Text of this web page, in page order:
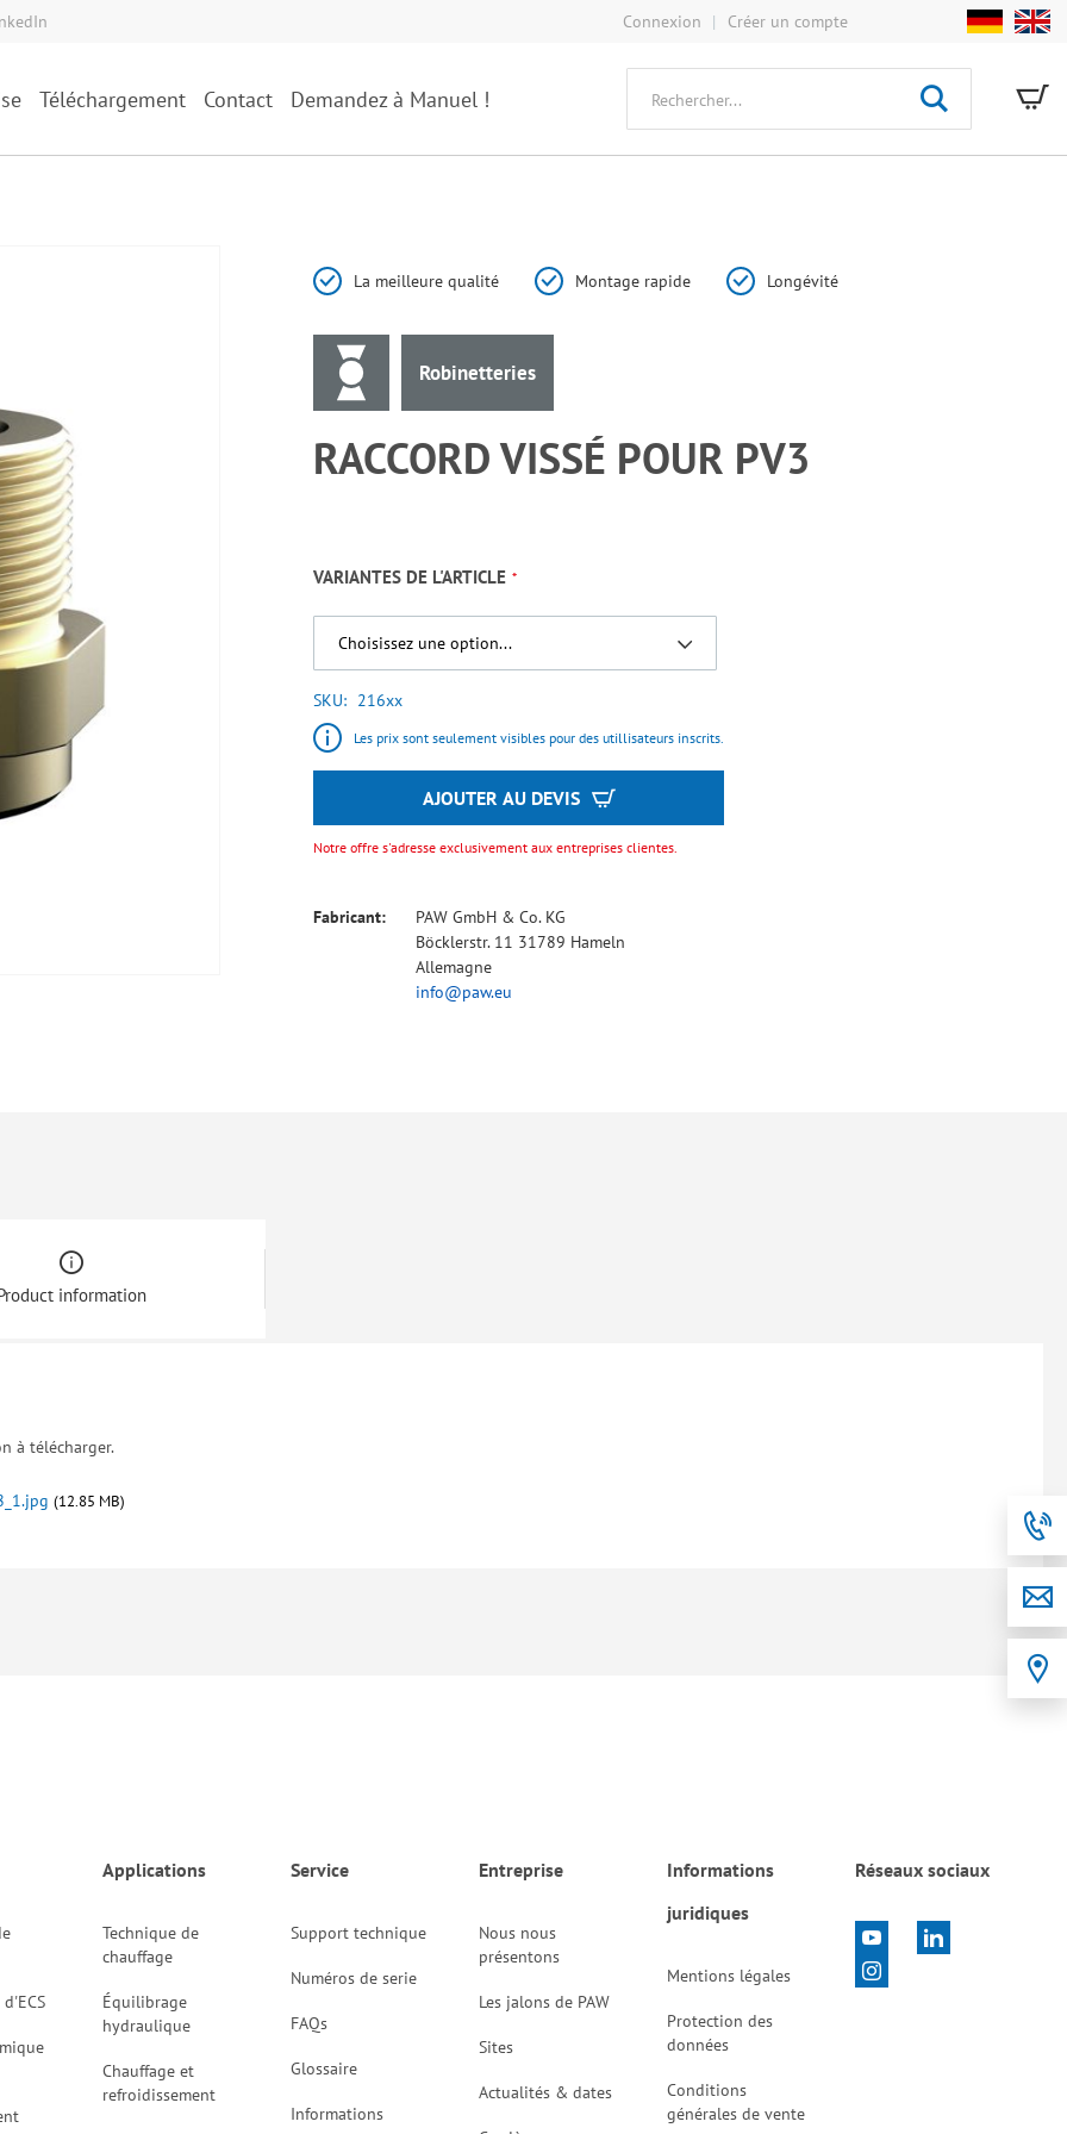
Connexion Créer un compte
Téléchargement Contact Demandez à Manuel !
Rechercher
La meilleure qualité Montage rapide Longévité
Robinetteries
RACCORD VISSÉ POUR PV3
VARIANTES DE L'ARTICLE
SKU 216xx
Les prix sont seulement visibles pour des utillisateurs inscrits.
AJOUTER AU DEVIS
Notre offre s'adresse exclusivement aux entreprises clientes.
Fabricant:
PAW GmbH & Co. KG
Böcklerstr. 11 31789 Hameln
Allemagne
info@paw.eu
à télécharger.
(12.85 MB)
information
Applications
Technique de
chauffage
Équilibrage
hydraulique
Chauffage et
refroidissement
Service
Support technique
Numéros de serie
FAQs
Glossaire
Informations
Entreprise
Nous nous
présentons
Les jalons de PAW
Sites
Actualités & dates
Informations
juridiques
Mentions légales
Protection des
données
Conditions
générales de vente
Réseaux sociaux